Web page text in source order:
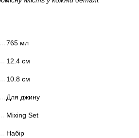
765 мл
12.4 см
10.8 см
Для джину
Mixing Set
Набір